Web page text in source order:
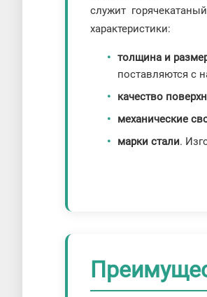
служит
характеристики:
толщина и
поставляются с
качество
механические
марки стали.